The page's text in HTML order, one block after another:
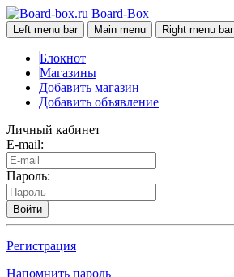
Board-Box
Left menu bar Main menu Right menu bar
Блокнот
Магазины
Добавить магазин
Добавить объявление
Личный кабинет
E-mail:
Пароль:
Войти
Регистрация
Напомнить пароль